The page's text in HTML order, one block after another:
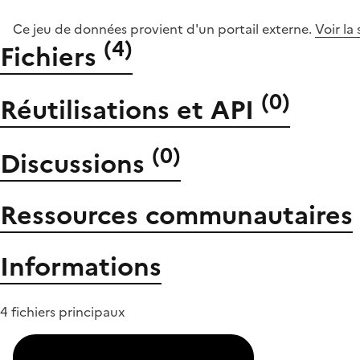
Ce jeu de données provient d'un portail externe. Voir la
Fichiers (4)
Réutilisations et API (0)
Discussions (0)
Ressources communautaires
Informations
4 fichiers principaux